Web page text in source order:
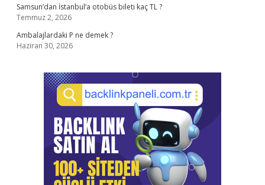
Samsun’dan İstanbul’a otobüs bileti kaç TL ?
Temmuz 2, 2026
Ambalajlardaki P ne demek ?
Haziran 30, 2026